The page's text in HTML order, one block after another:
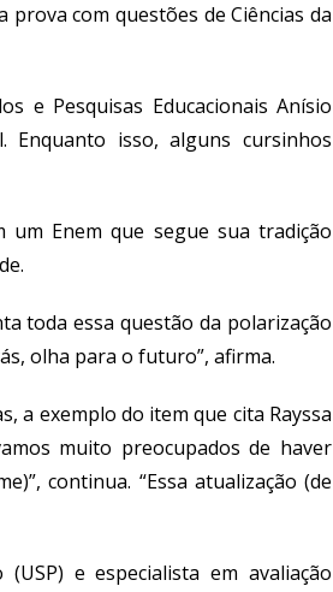
com questões de Ciências da
e Pesquisas Educacionais Anísio
isso, alguns cursinhos
um Enem que segue sua tradição
toda essa questão da polarização
olha para o futuro”, afirma.
a exemplo do item que cita Rayssa
muito preocupados de haver
continua. “Essa atualização (de
e especialista em avaliação